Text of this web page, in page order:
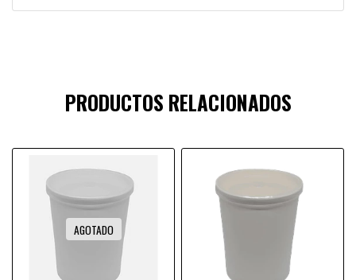
PRODUCTOS RELACIONADOS
AGOTADO